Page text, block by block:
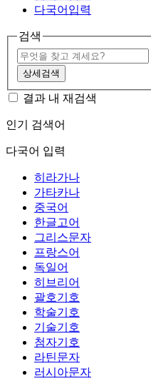
다국어입력
검색
상세검색
결과 내 재검색
인기 검색어
다국어 입력
히라가나
가타카나
중국어
한글고어
그리스문자
프랑스어
독일어
히브리어
괄호기호
학술기호
기술기호
첨자기호
라틴문자
러시아문자